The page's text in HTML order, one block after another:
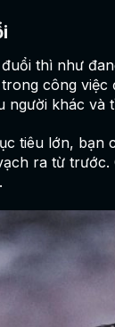
đuổi thì như
công
người khác và
tiêu lớn, bạn
ra từ